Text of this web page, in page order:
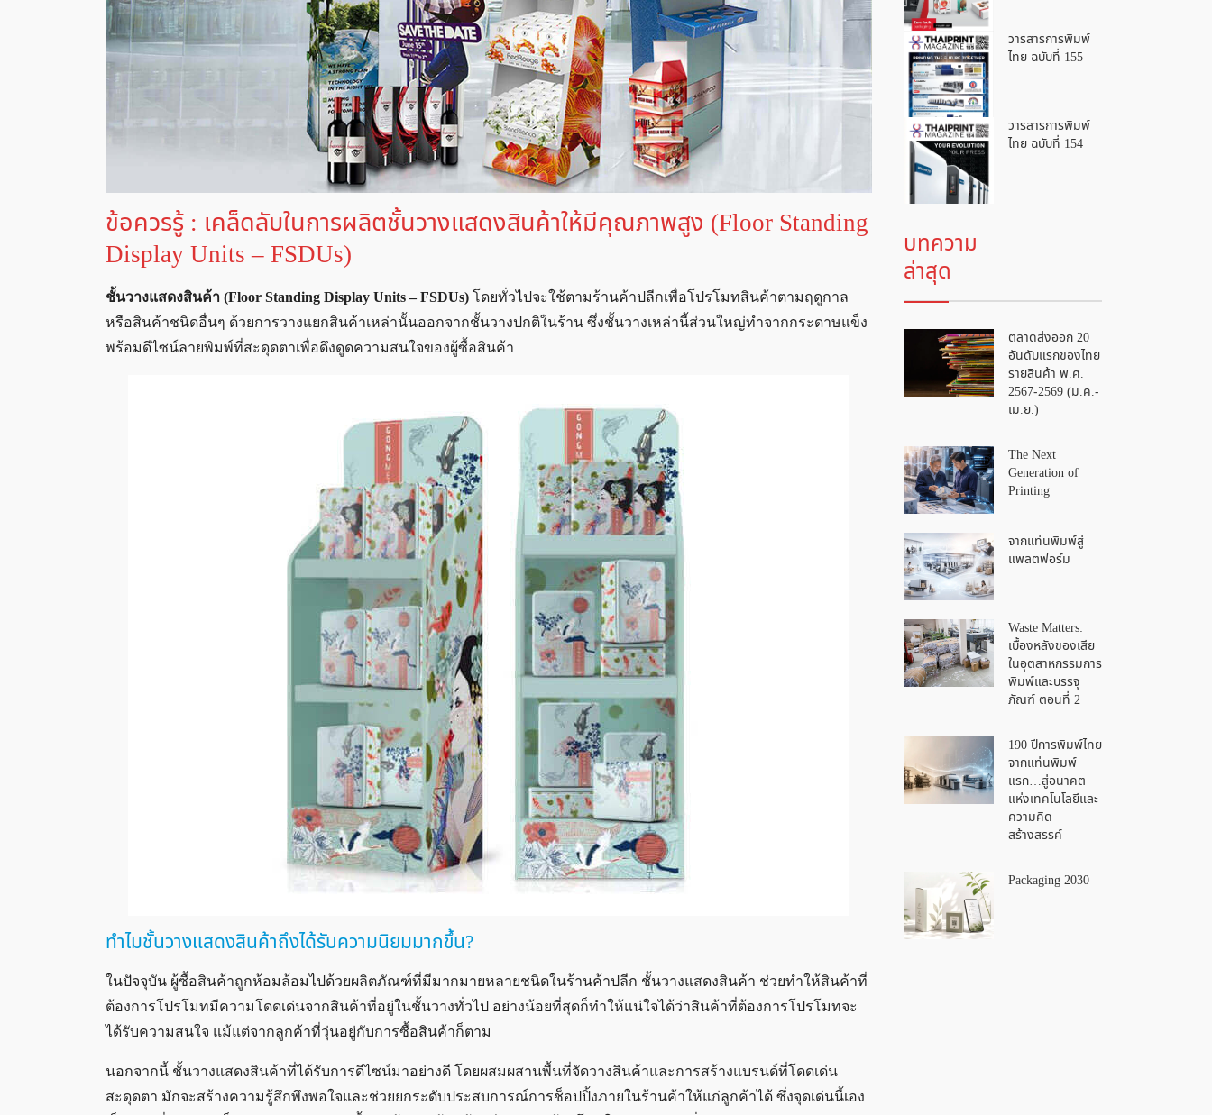
ข้อควรรู้ : เคล็ดลับในการผลิตชั้นวางแสดงสินค้าให้มีคุณภาพสูง (Floor Standing
Display Units – FSDUs)
ชั้นวางแสดงสินค้า (Floor Standing Display Units – FSDUs) โดยทั่วไปจะใช้ตามร้านค้าปลีกเพื่อโปรโมทสินค้าตามฤดูกาล
หรือสินค้าชนิดอื่นๆ ด้วยการวางแยกสินค้าเหล่านั้นออกจากชั้นวางปกติในร้าน ซึ่งชั้นวางเหล่านี้ส่วนใหญ่ทำจากกระดาษแข็ง
พร้อมดีไซน์ลายพิมพ์ที่สะดุดตาเพื่อดึงดูดความสนใจของผู้ซื้อสินค้า
ทำไมชั้นวางแสดงสินค้าถึงได้รับความนิยมมากขึ้น?
ในปัจจุบัน ผู้ซื้อสินค้าถูกห้อมล้อมไปด้วยผลิตภัณฑ์ที่มีมากมายหลายชนิดในร้านค้าปลีก ชั้นวางแสดงสินค้า ช่วยทำให้สินค้าที่
ต้องการโปรโมทมีความโดดเด่นจากสินค้าที่อยู่ในชั้นวางทั่วไป อย่างน้อยที่สุดก็ทำให้แน่ใจได้ว่าสินค้าที่ต้องการโปรโมทจะ
ได้รับความสนใจ แม้แต่จากลูกค้าที่วุ่นอยู่กับการซื้อสินค้าก็ตาม
นอกจากนี้ ชั้นวางแสดงสินค้าที่ได้รับการดีไซน์มาอย่างดี โดยผสมผสานพื้นที่จัดวางสินค้าและการสร้างแบรนด์ที่โดดเด่น
สะดุดตา มักจะสร้างความรู้สึกพึงพอใจและช่วยยกระดับประสบการณ์การช็อปปิ้งภายในร้านค้าให้แก่ลูกค้าได้ ซึ่งจุดเด่นนี้เอง
วารสารการพิมพ์
ไทย ฉบับที่ 155
วารสารการพิมพ์
ไทย ฉบับที่ 154
บทความ
ล่าสุด
ตลาดส่งออก 20
อันดับแรกของไทย
รายสินค้า พ.ศ.
2567-2569 (ม.ค.-
เม.ย.)
The Next
Generation of
Printing
จากแท่นพิมพ์สู่
แพลตฟอร์ม
Waste Matters:
เบื้องหลังของเสีย
ในอุตสาหกรรมการ
พิมพ์และบรรจุ
ภัณฑ์ ตอนที่ 2
190 ปีการพิมพ์ไทย
จากแท่นพิมพ์
แรก…สู่อนาคต
แห่งเทคโนโลยีและ
ความคิด
สร้างสรรค์
Packaging 2030